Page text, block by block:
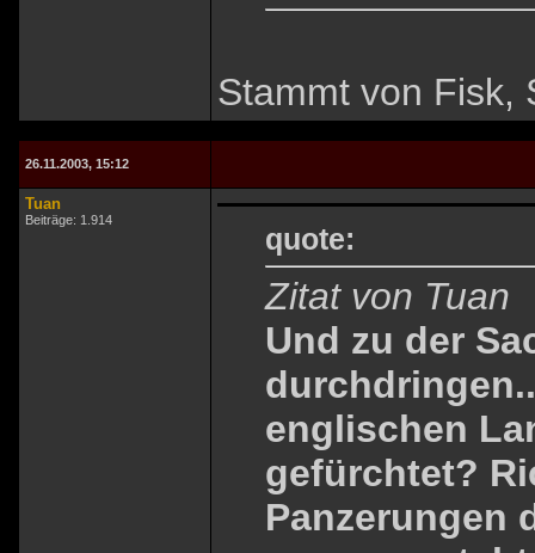
Stammt von Fisk,
26.11.2003, 15:12
Tuan
Beiträge: 1.914
quote:
Zitat von Tuan
Und zu der
englischen
gefürchtet?
Panzerungen